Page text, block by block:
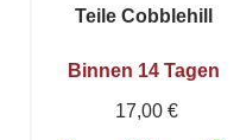
Teile Cobblehill
Binnen 14 Tagen
17,00 €